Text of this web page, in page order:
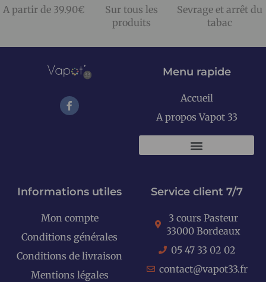
A partir de 39.90€
Sur tous les
produits
Sevrage et arrêt du
tabac
Menu rapide
Accueil
A propos Vapot 33
Informations utiles
Mon compte
Conditions générales
Conditions de livraison
Mentions légales
Service client 7/7
3 cours Pasteur
33000 Bordeaux
05 47 33 02 02
contact@vapot33.fr